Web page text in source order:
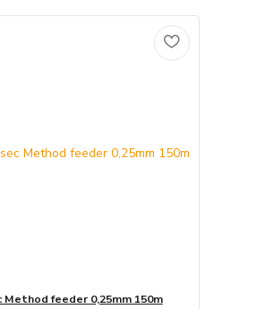
feeder 0,25mm 150m